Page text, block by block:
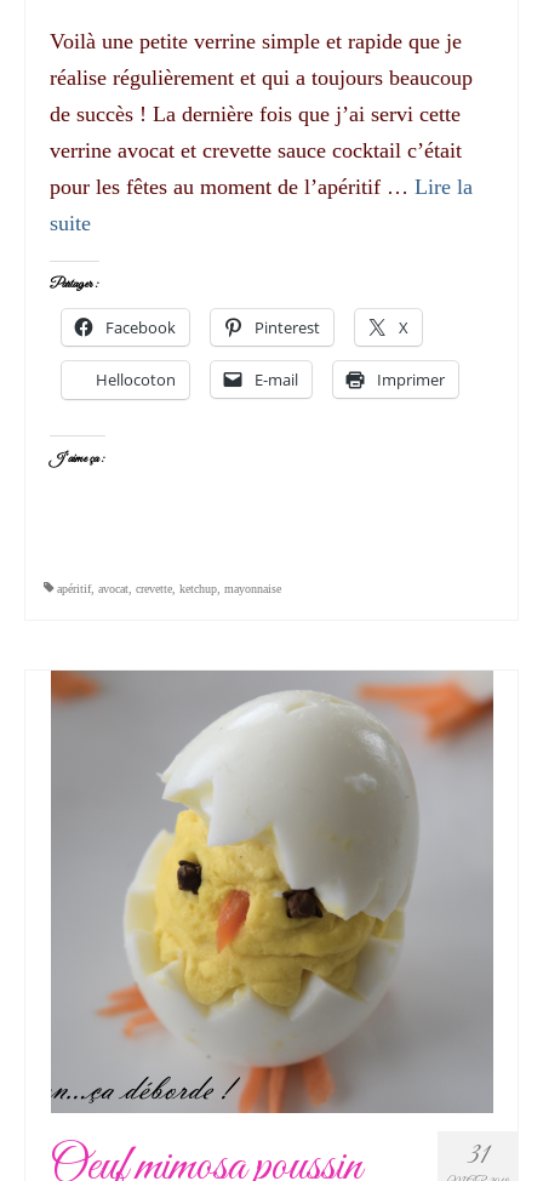
Voilà une petite verrine simple et rapide que je
réalise régulièrement et qui a toujours beaucoup
de succès ! La dernière fois que j’ai servi cette
verrine avocat et crevette sauce cocktail c’était
pour les fêtes au moment de l’apéritif … Lire la
suite­­
Partager :
Facebook Pinterest X
Hellocoton E-mail Imprimer
J’aime ça :
apéritif, avocat crevette ketchup mayonnaise
31
Oeuf mimosa poussin